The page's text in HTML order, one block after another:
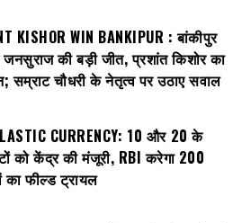
KISHOR WIN BANKIPUR : बांकीपुर
की बड़ी जीत, प्रशांत किशोर का
सम्राट चौधरी के नेतृत्व पर उठाए सवाल
CURRENCY: ₹10 और ₹20 के
को केंद्र की मंजूरी, RBI करेगा 200
का फील्ड ट्रायल